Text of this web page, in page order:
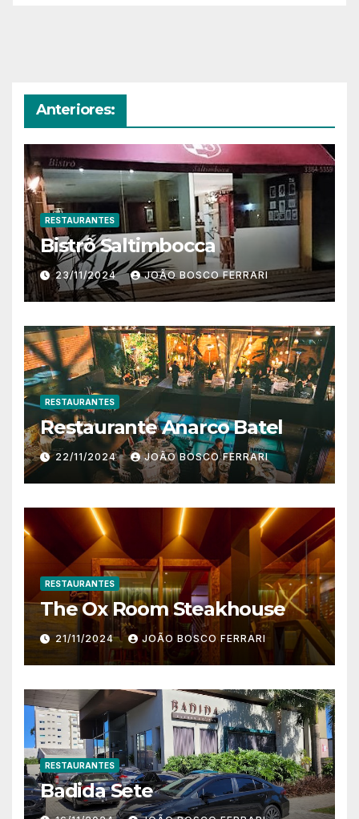
Anteriores:
RESTAURANTES
Bistrô Saltimbocca
23/11/2024 JOÃO BOSCO FERRARI
RESTAURANTES
Restaurante Anarco Batel
22/11/2024 JOÃO BOSCO FERRARI
RESTAURANTES
The Ox Room Steakhouse
21/11/2024 JOÃO BOSCO FERRARI
RESTAURANTES
Badida Sete